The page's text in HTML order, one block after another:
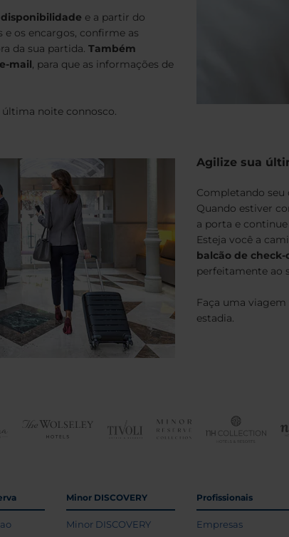
e a partir do
os encargos, confirme as
da sua partida. Também
mail, para que as informações de
última noite connosco.
Agilize sua
Completando seu
Quando estiver
a porta e continue
Esteja você a
balcão de
perfeitamente ao
Faça uma viagem
estadia.
Minor DISCOVERY
Minor DISCOVERY
Profissionais
Empresas